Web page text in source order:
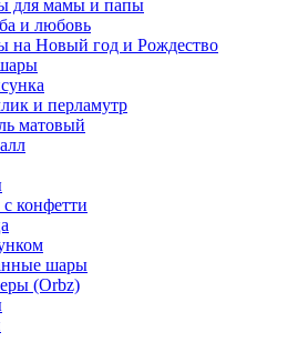
для мамы и папы
и любовь
на Новый год и Рождество
и перламутр
матовый
конфетти
шары
(Orbz)